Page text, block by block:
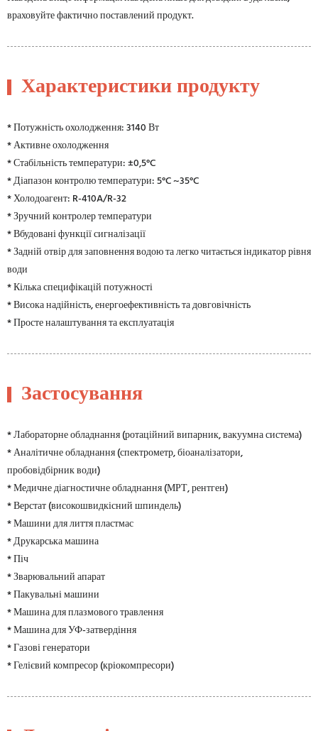
враховуйте фактично поставлений продукт.
Характеристики продукту
* Потужність охолодження: 3140 Вт
* Активне охолодження
* Стабільність температури: ±0,5°C
* Діапазон контролю температури: 5°C ~35°C
* Холодоагент: R-410A/R-32
* Зручний контролер температури
* Вбудовані функції сигналізації
* Задній отвір для заповнення водою та легко читається індикатор рівня
води
* Кілька специфікацій потужності
* Висока надійність, енергоефективність та довговічність
* Просте налаштування та експлуатація
Застосування
* Лабораторне обладнання (ротаційний випарник, вакуумна система)
* Аналітичне обладнання (спектрометр, біоаналізатори,
пробовідбірник води)
* Медичне діагностичне обладнання (МРТ, рентген)
* Верстат (високошвидкісний шпиндель)
* Машини для лиття пластмас
* Друкарська машина
* Піч
* Зварювальний апарат
* Пакувальні машини
* Машина для плазмового травлення
* Машина для УФ-затвердіння
* Газові генератори
* Гелієвий компресор (кріокомпресори)